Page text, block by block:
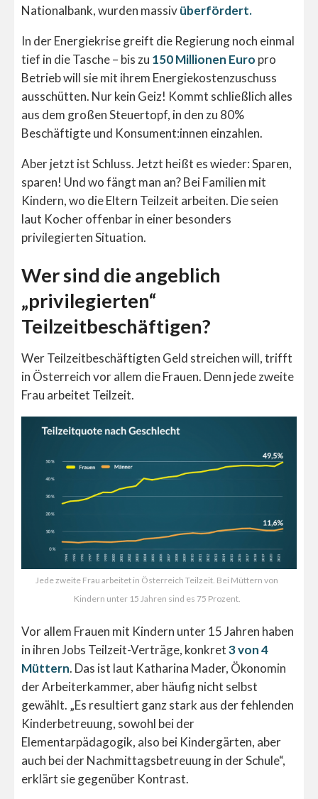
Nationalbank, wurden massivüberfördert.
In der Energiekrise greift die Regierung noch einmal
tief in die Tasche – bis zu 150 Millionen Euro pro
Betrieb will sie mit ihrem Energiekostenzuschuss
ausschütten. Nur kein Geiz! Kommt schließlich alles
aus dem großen Steuertopf, in den zu 80%
Beschäftigte und Konsument:innen einzahlen.
Aber jetzt ist Schluss. Jetzt heißt es wieder: Sparen,
sparen! Und wo fängt man an? Bei Familien mit
Kindern, wo die Eltern Teilzeit arbeiten. Die seien
laut Kocher offenbar in einer besonders
privilegierten Situation.
Wer sind die angeblich
„privilegierten“
Teilzeitbeschäftigen?
Wer Teilzeitbeschäftigten Geld streichen will, trifft
in Österreich vor allem die Frauen. Denn jede zweite
Frau arbeitet Teilzeit.
Jede zweite Frau arbeitet in Österreich Teilzeit. Bei Müttern von
Kindern unter 15 Jahren sind es 75 Prozent.
Vor allem Frauen mit Kindern unter 15 Jahren haben
in ihren Jobs Teilzeit-Verträge, konkret3 von 4
Müttern. Das ist laut Katharina Mader, Ökonomin
der Arbeiterkammer, aber häufig nicht selbst
gewählt. „Es resultiert ganz stark aus der fehlenden
Kinderbetreuung, sowohl bei der
Elementarpädagogik, also bei Kindergärten, aber
auch bei der Nachmittagsbetreuung in der Schule“,
erklärt sie gegenüber Kontrast.